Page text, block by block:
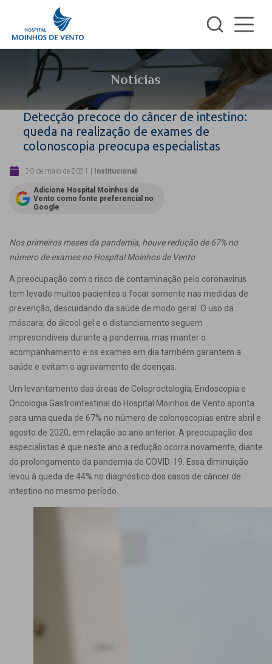
Notícias
Detecção precoce do câncer de intestino:
queda na realização de exames de
colonoscopia preocupa especialistas
20 de maio de 2021 | Institucional
Adicione Hospital Moinhos de
Vento como fonte preferencial no
Google
Nos primeiros meses da pandemia, houve redução de 67% no
número de exames no Hospital Moinhos de Vento
A preocupação com o risco de contaminação pelo coronavírus
tem levado muitos pacientes a focar somente nas medidas de
prevenção, descuidando da saúde de modo geral. O uso da
máscara, do álcool gel e o distanciamento seguem
imprescindíveis durante a pandemia, mas manter o
acompanhamento e os exames em dia também garantem a
saúde e evitam o agravamento de doenças.
Um levantamento das áreas de Coloproctologia, Endoscopia e
Oncologia Gastrointestinal do Hospital Moinhos de Vento aponta
para uma queda de 67% no número de colonoscopias entre abril e
agosto de 2020, em relação ao ano anterior. A preocupação dos
especialistas é que neste ano a redução ocorra novamente, diante
do prolongamento da pandemia de COVID-19. Essa diminuição
levou à queda de 44% no diagnóstico dos casos de câncer de
intestino no mesmo período.